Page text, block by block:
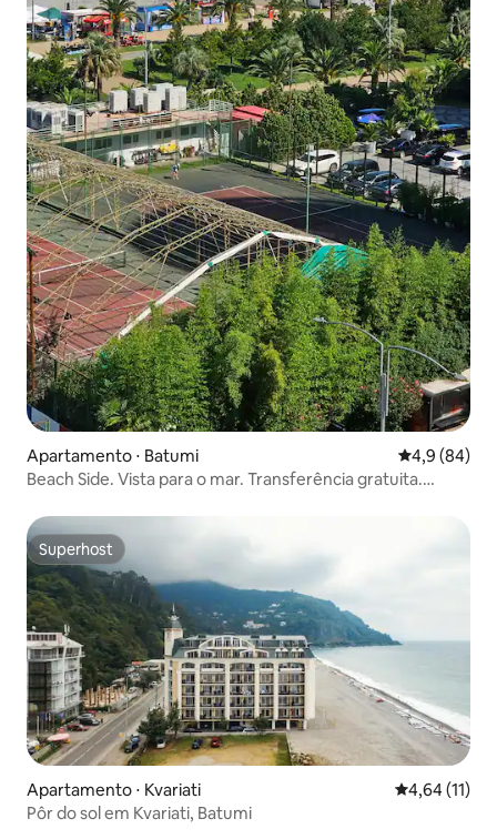
Apartamento ⋅ Batumi 4,9 de uma
4,9 (84)
Beach Side. Vista para o mar. Transferência gratuita.
Superhost
Superhost
Apartamento ⋅ Kvariati 4,64 de uma
4,64 (11)
Pôr do sol em Kvariati, Batumi